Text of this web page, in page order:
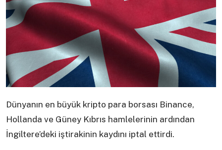
Dünyanın en büyük kripto para borsası Binance,
Hollanda ve Güney Kıbrıs hamlelerinin ardından
İngiltere’deki iştirakinin kaydını iptal ettirdi.